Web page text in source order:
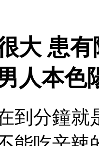
大 患
人本色
到分鐘